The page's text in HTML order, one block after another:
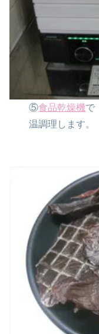
⑤食品乾燥機で
温調理します。